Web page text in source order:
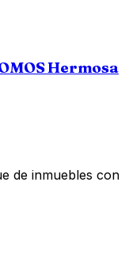
Hermosa
de inmuebles con